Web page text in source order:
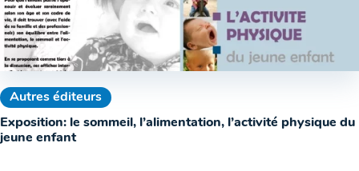
Autres éditeurs
Exposition: le sommeil, l’alimentation, l’activité physique du
jeune enfant